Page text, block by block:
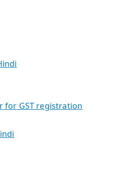
for GST registration